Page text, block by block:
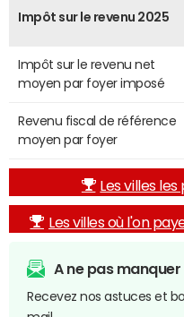
Impôt sur le revenu 2025
Impôt sur le revenu net
moyen par foyer imposé
Revenu fiscal de référence
moyen par foyer
Les villes
Les villes où l'on
A ne pas manquer
Recevez nos astuces et